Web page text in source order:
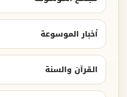
أخبار الموسوعة
القرآن والسنة